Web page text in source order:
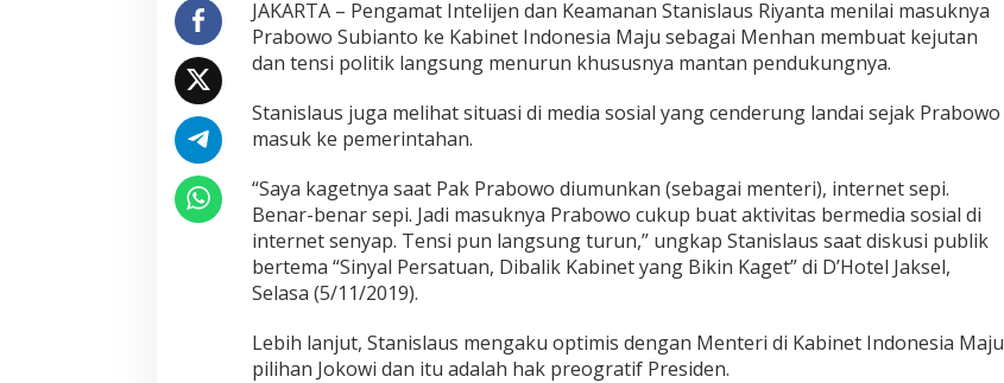
r
b
o
o
-
k
o
w
i
T
e
b
u
JAKARTA – Pengamat Intelijen dan Keamanan Stanislaus Riyanta menilai masuknya
Prabowo Subianto ke Kabinet Indonesia Maju sebagai Menhan membuat kejutan
dan tensi politik langsung menurun khususnya mantan pendukungnya.
Stanislaus juga melihat situasi di media sosial yang cenderung landai sejak Prabowo
masuk ke pemerintahan.
“Saya kagetnya saat Pak Prabowo diumunkan (sebagai menteri), internet sepi.
Benar-benar sepi. Jadi masuknya Prabowo cukup buat aktivitas bermedia sosial di
internet senyap. Tensi pun langsung turun,” ungkap Stanislaus saat diskusi publik
bertema “Sinyal Persatuan, Dibalik Kabinet yang Bikin Kaget” di D’Hotel Jaksel,
Selasa (5/11/2019).
Lebih lanjut, Stanislaus mengaku optimis dengan Menteri di Kabinet Indonesia Maju
pilihan Jokowi dan itu adalah hak preogratif Presiden.